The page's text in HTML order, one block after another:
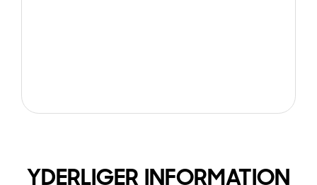
YDERLIGER INFORMATION